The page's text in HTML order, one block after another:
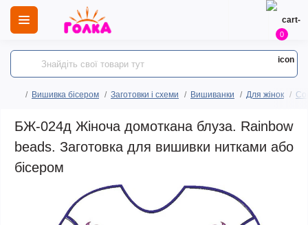
0
Вишивка бісером Заготовки і схеми Вишиванки Для жінок
БЖ-024д Жіноча домоткана блуза. Rainbow
beads. Заготовка для вишивки нитками або
бісером